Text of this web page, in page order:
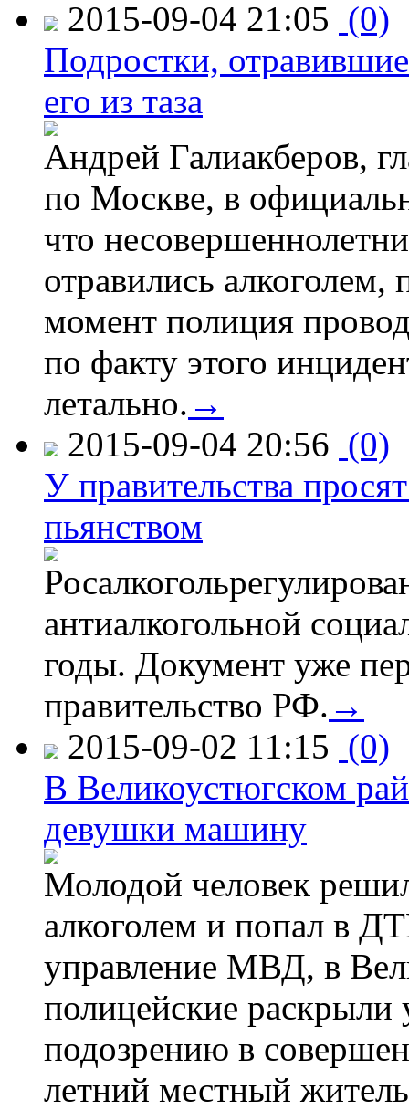
2015-09-04 21:05 (0)
Подростки,
его из таза
Андрей Галиакберов,
по Москве, в
что
отравились
момент полиция
по факту этого
летально. →
2015-09-04 20:56 (0)
У правительства
пьянством
антиалкогольной
годы. Документ уже
правительство РФ. →
2015-09-02 11:15 (0)
В Великоустюгском
девушки машину
Молодой человек
алкоголем и попал в
управление МВД, в
полицейские
подозрению в
летний местный